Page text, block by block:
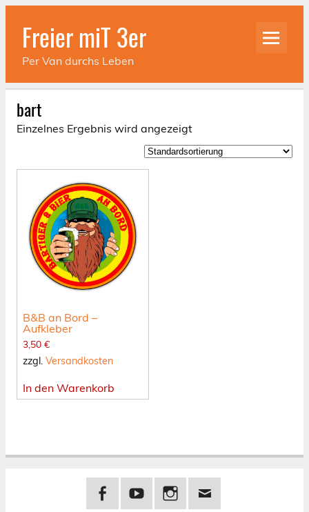
Skip
contentFreier miT 3er
Per Van durchs Leben
bart
Einzelnes Ergebnis wird angezeigt
B&B an Bord –
Aufkleber
3,50 €
zzgl. Versandkosten
In den Warenkorb